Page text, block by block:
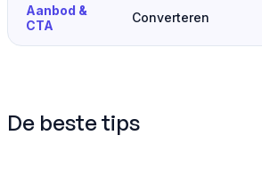
Aanbod &
CTA
Converteren
De beste tips